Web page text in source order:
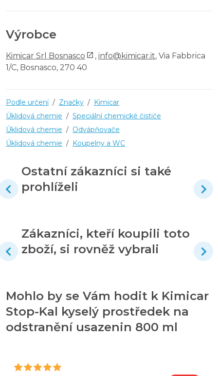
Výrobce
Kimicar Srl Bosnasco , info@kimicar.it, Via Fabbrica
1/C, Bosnasco, 270 40
Podle určení / Značky /
Kimicar
Úklidová chemie / Speciální chemické čističe
Úklidová chemie / Odvápňovače
Úklidová chemie / Koupelny a WC
Ostatní zákazníci si také
prohlíželi
Zákazníci, kteří koupili toto
zboží, si rovněž vybrali
Mohlo by se Vám hodit k Kimicar
Stop-Kal kyselý prostředek na
odstranění usazenin 800 ml